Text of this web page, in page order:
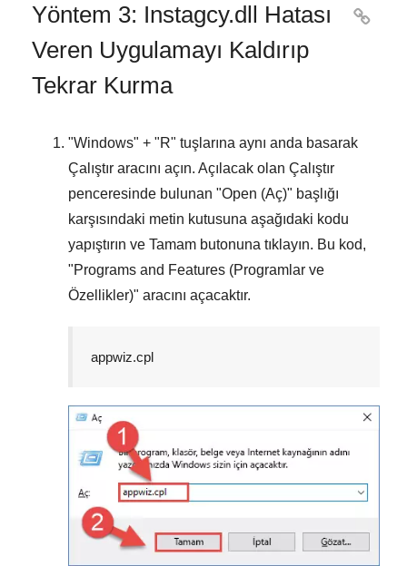
Yöntem 3: Instagcy.dll Hatası
Veren Uygulamayı Kaldırıp
Tekrar Kurma

"Windows" + "R" tuşlarına aynı anda basarak
Çalıştır aracını açın. Açılacak olan Çalıştır
penceresinde bulunan "Open (Aç)" başlığı
karşısındaki metin kutusuna aşağıdaki kodu
yapıştırın ve Tamam butonuna tıklayın. Bu kod,
"Programs and Features (Programlar ve
Özellikler)" aracını açacaktır.
appwiz.cpl